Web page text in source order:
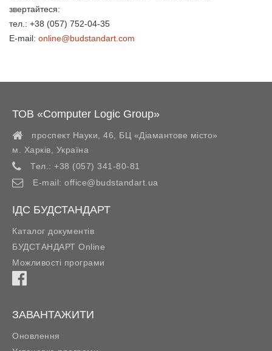
звертайтеся:
тел.: +38 (057) 752-04-35
E-mail: online@budstandart.com
ТОВ «Computer Logic Group»
проспект Науки, 46, БЦ «Діамантове місто»
м. Харків
Україна
Тел.: +38 (057) 341-80-81
E-mail: office@budstandart.ua
ІДС БУДСТАНДАРТ
Каталог документів
БУДСТАНДАРТ Online
Можливості програми
ЗАВАНТАЖИТИ
Оновлення